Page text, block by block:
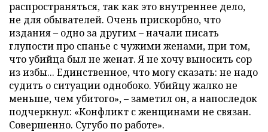
распространяться, так как это внутреннее дело,
не для обывателей. Очень прискорбно, что
издания – одно за другим – начали писать
глупости про спанье с чужими женами, при том,
что убийца был не женат. Я не хочу выносить сор
из избы... Единственное, что могу сказать: не надо
судить о ситуации однобоко. Убийцу жалко не
меньше, чем убитого»,– заметил он, а напоследок
подчеркнул: «Конфликт с женщинами не связан.
Совершенно. Сугубо по работе».